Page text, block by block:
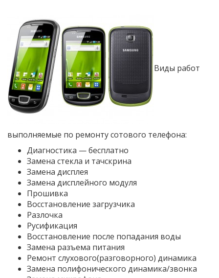
Виды работ
выполняемые по ремонту сотового телефона:
Диагностика — бесплатно
Замена стекла и тачскрина
Замена дисплея
Замена дисплейного модуля
Прошивка
Восстановление загрузчика
Разлочка
Русификация
Восстановление после попадания воды
Замена разъема питания
Ремонт слухового(разговорного) динамика
Замена полифонического динамика/звонка